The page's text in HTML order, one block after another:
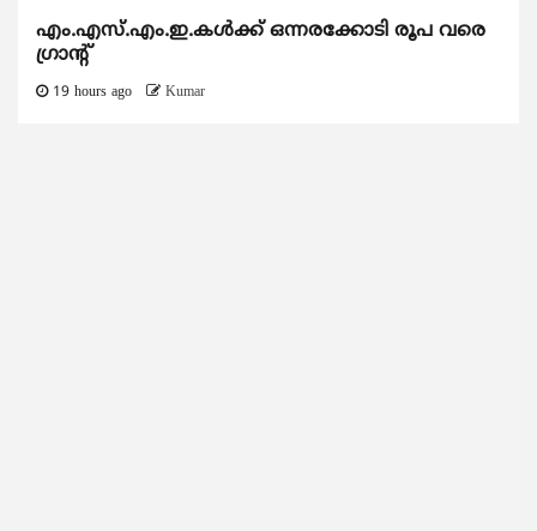
എം.എസ്.എം.ഇ.കൾക്ക് ഒന്നരക്കോടി രൂപ വരെ
ഗ്രാന്റ്
19 hours ago Kumar